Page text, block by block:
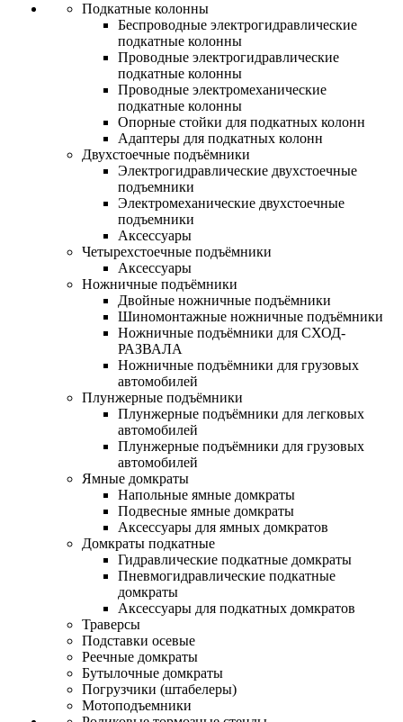
Подкатные колонны
Беспроводные электрогидравлические
подкатные колонны
Проводные электрогидравлические
подкатные колонны
Проводные электромеханические
подкатные колонны
Опорные стойки для подкатных колонн
Адаптеры для подкатных колонн
Двухстоечные подъёмники
Электрогидравлические двухстоечные
подъемники
Электромеханические двухстоечные
подъемники
Аксессуары
Четырехстоечные подъёмники
Аксессуары
Ножничные подъёмники
Двойные ножничные подъёмники
Шиномонтажные ножничные подъёмники
Ножничные подъёмники для СХОД-
РАЗВАЛА
Ножничные подъёмники для грузовых
автомобилей
Плунжерные подъёмники
Плунжерные подъёмники для легковых
автомобилей
Плунжерные подъёмники для грузовых
автомобилей
Ямные домкраты
Напольные ямные домкраты
Подвесные ямные домкраты
Аксессуары для ямных домкратов
Домкраты подкатные
Гидравлические подкатные домкраты
Пневмогидравлические подкатные
домкраты
Аксессуары для подкатных домкратов
Траверсы
Подставки осевые
Реечные домкраты
Бутылочные домкраты
Погрузчики (штабелеры)
Мотоподъемники